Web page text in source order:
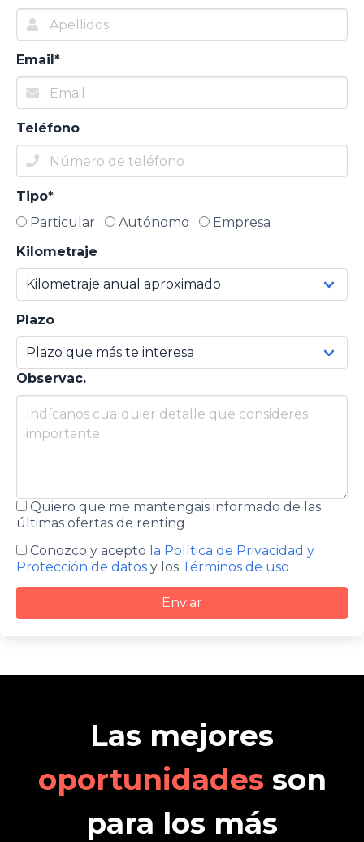
Email*
Teléfono
Tipo*
Particular
Autónomo
Empresa
Kilometraje
Plazo
Observac.
Quiero que me mantengais informado de las
últimas ofertas de renting
Conozco y acepto la Política de Privacidad y
Protección de datos y los Términos de uso
Enviar
Las mejores
oportunidades son
para los más